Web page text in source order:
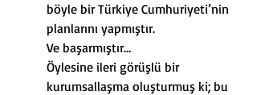
böyle bir Türkiye Cumhuriyeti’nin
planlarını yapmıştır.
Ve başarmıştır…
Öylesine ileri görüşlü bir
kurumsallaşma oluşturmuş ki; bu